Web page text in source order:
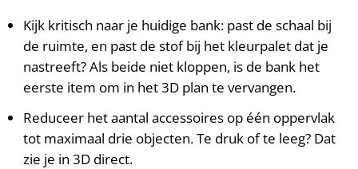
Kijk kritisch naar je huidige bank: past de schaal bij
de ruimte, en past de stof bij het kleurpalet dat je
nastreeft? Als beide niet kloppen, is de bank het
eerste item om in het 3D plan te vervangen.
Reduceer het aantal accessoires op één oppervlak
tot maximaal drie objecten. Te druk of te leeg? Dat
zie je in 3D direct.